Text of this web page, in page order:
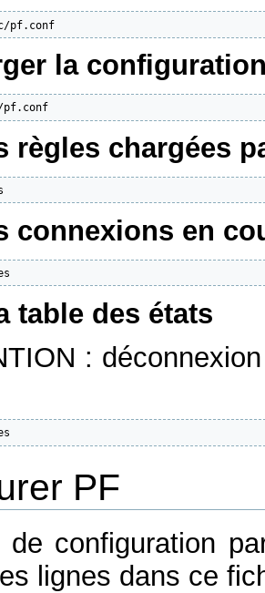
pf.conf
la
règles chargées
connexions en
table des états
:
PF
de configuration
lignes dans ce